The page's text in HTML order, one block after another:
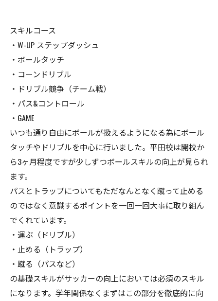
スキルコース
・W-UP ステップダッシュ
・ボールタッチ
・コーンドリブル
・ドリブル競争（チーム戦）
・パス&コントロール
・GAME
いつも通り自由にボールが扱えるようになる為にボール
タッチやドリブルを中心に行いました。平田校は開校か
ら3ヶ月程度ですが少しずつボールスキルの向上が見られ
ます。
パスとトラップについてもただなんとなく蹴って止める
のではなく意識するポイントを一回一回大事に取り組ん
でくれています。
・運ぶ（ドリブル）
・止める（トラップ）
・蹴る（パスなど）
の基礎スキルがサッカーの向上においては必須のスキル
になります。学年関係なくまずはこの部分を徹底的に向